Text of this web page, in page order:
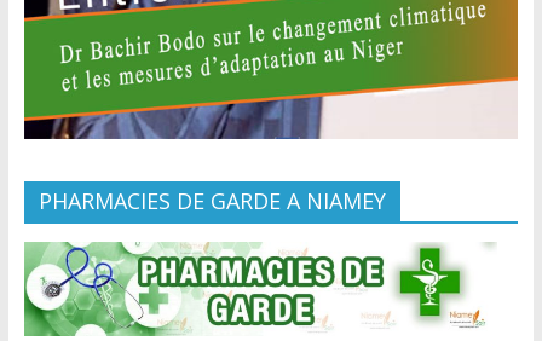
PHARMACIES DE GARDE A NIAMEY